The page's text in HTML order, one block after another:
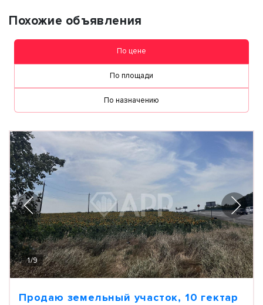
Похожие объявления
По цене
По площади
По назначению
1/9
Продаю земельный участок, 10 гектар